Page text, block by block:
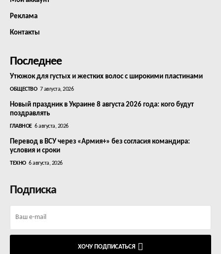
Реклама
Контакты
Последнее
Утюжок для густых и жестких волос с широкими пластинами
ОБЩЕСТВО 7 августа, 2026
Новый праздник в Украине 8 августа 2026 года: кого будут
поздравлять
ГЛАВНОЕ 6 августа, 2026
Перевод в ВСУ через «Армия+» без согласия командира:
условия и сроки
ТЕХНО 6 августа, 2026
Подписка
ХОЧУ ПОДПИСАТЬСЯ